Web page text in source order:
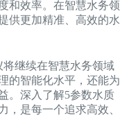
和效率。在智慧水务领
供更加精准、高效的水
继续在智慧水务领域
的智能化水平，还能为
。深入了解5参数水质
，是每一个追求高效、